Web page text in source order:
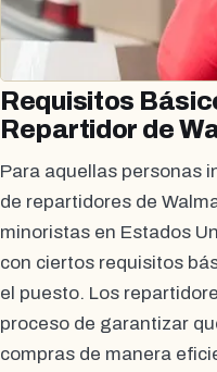
Requisitos
Repartidor de
Para aquellas personas
de repartidores de
minoristas en Estados
con ciertos requisitos
el puesto. Los
proceso de garantizar
compras de manera